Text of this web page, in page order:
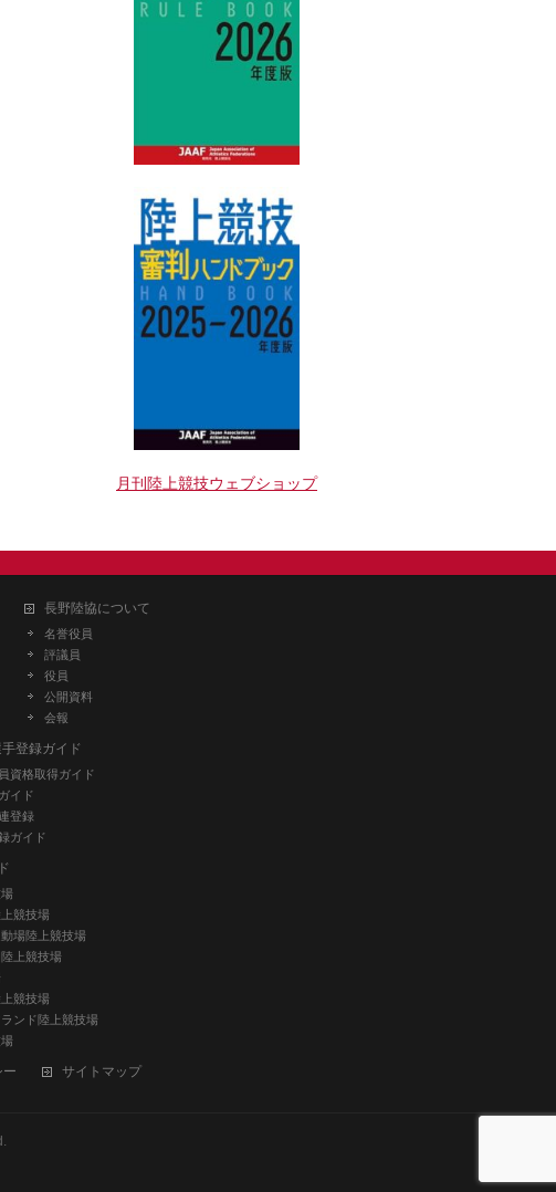
月刊陸上競技ウェブショップ
長野陸協について
名誉役員
評議員
役員
公開資料
会報
登録ガイド
資格取得ガイド
イド
登録
ガイド
競技場
場陸上競技場
上競技場
競技場
ンド陸上競技場
ー サイトマップ